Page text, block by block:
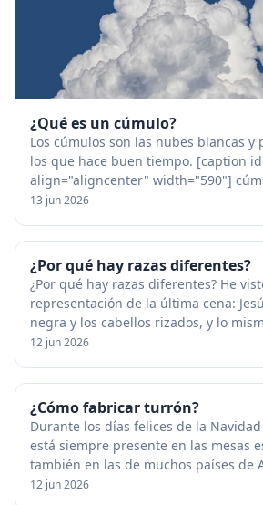
¿Qué es un cúmulo?
Los cúmulos son las nubes blancas y
los que hace buen tiempo. [caption
align="aligncenter" width="590"]
Flotan en el cielo azul. Son muy distin...
13 jun 2026
¿Por qué hay razas diferentes?
¿Por qué hay razas diferentes? He
representación de la última cena:
negra y los cabellos rizados, y lo
demás apóstoles, menos con Judas, el
12 jun 2026
¿Cómo fabricar turrón?
Durante los días felices de la
está siempre presente en las mesas
también en las de muchos países de
turrón, un dulce elaborado a base de
12 jun 2026